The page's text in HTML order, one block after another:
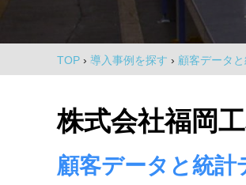
ケ
テ
グ、
環
境
分
TOP › 導入事例を探す › 顧客データ
株式会社福岡
顧客データと統